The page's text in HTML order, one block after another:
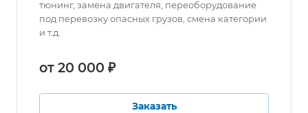
тюнинг, замена двигателя, переоборудование
под перевозку опасных грузов, смена категории
и т.д.
от 20 000 ₽
Заказать